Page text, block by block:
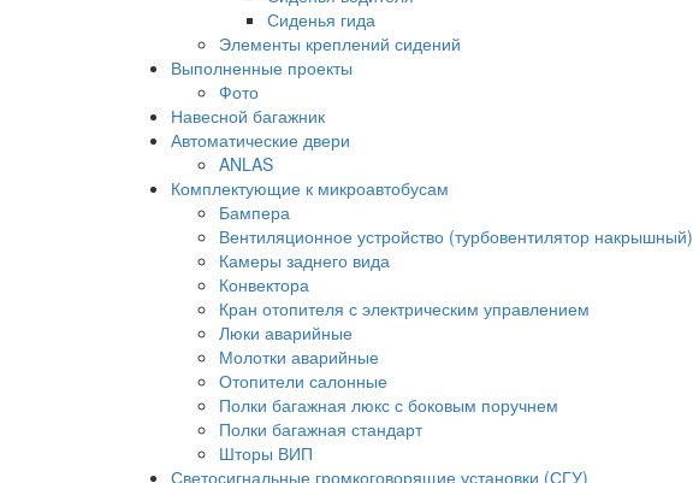
Сиденья гида
Элементы креплений сидений
Выполненные проекты
Фото
Навесной багажник
Автоматические двери
ANLAS
Комплектующие к микроавтобусам
Бампера
Вентиляционное устройство (турбовентилятор накрышный)
Камеры заднего вида
Конвектора
Кран отопителя с электрическим управлением
Люки аварийные
Молотки аварийные
Отопители салонные
Полки багажная люкс с боковым поручнем
Полки багажная стандарт
Шторы ВИП
Светосигнальные громкоговорящие установки (СГУ)